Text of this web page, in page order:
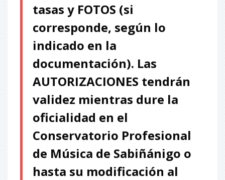
tasas y FOTOS (si
corresponde, según lo
indicado en la
documentación). Las
AUTORIZACIONES tendrán
validez mientras dure la
oficialidad en el
Conservatorio Profesional
de Música de Sabiñánigo o
hasta su modificación al